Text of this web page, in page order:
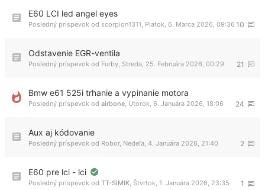
E60 LCI led angel eyes
10
Posledný príspevok od scorpion1311 Piatok, 6. Marca 2026, 09:36
Odstavenie EGR-ventila
21
Posledný príspevok od Furby Streda, 25. Februára 2026, 00:29
Bmw e61 525i trhanie a vypinanie motora
24
Posledný príspevok od airbone Utorok, 6. Januára 2026, 18:06
Aux aj kódovanie
2
Posledný príspevok od Robor, Nedeľa, 4. Januára 2026, 21:40
E60 pre lci - lci
1
Posledný príspevok od TT-SIMIK, Štvrtok, 1. Januára 2026, 23:35